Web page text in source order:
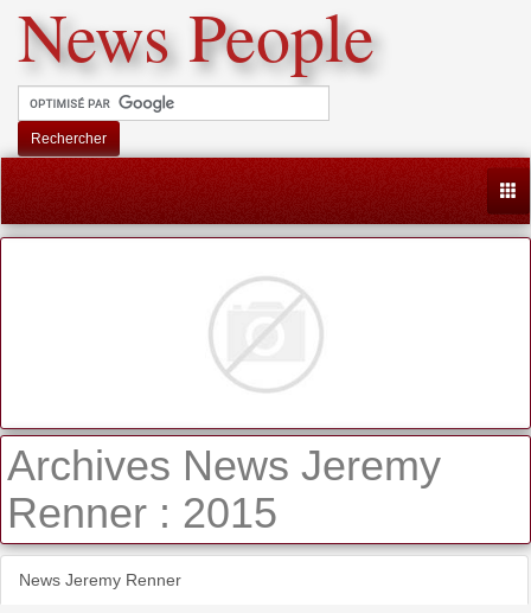
News People
Rechercher
Archives News Jeremy
Renner : 2015
News Jeremy Renner